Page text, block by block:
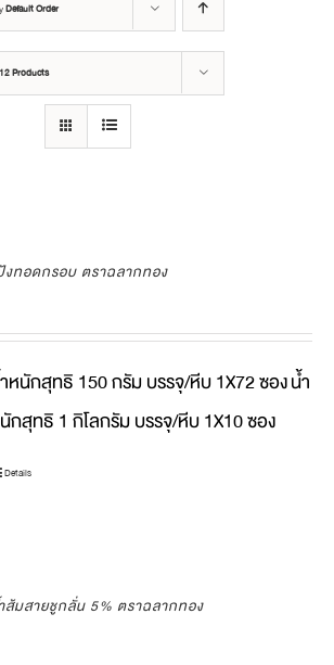
Default Order
12 Products
งทอดกรอบ ตราฉลากทอง
หนักสุทธิ 150 กรัม บรรจุ/หีบ 1X72 ซองน้ำ
กสุทธิ 1 กิโลกรัม บรรจุ/หีบ 1X10 ซอง
Details
ส้มสายชูกลั่น 5% ตราฉลากทอง